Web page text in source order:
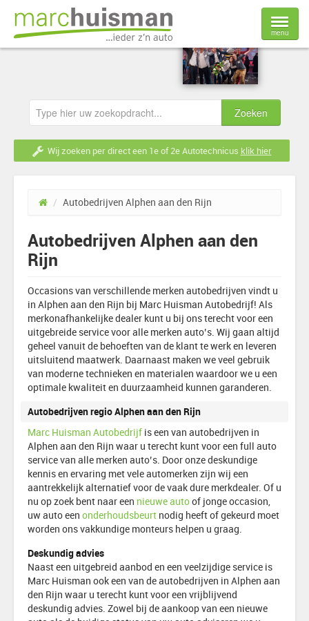
menu
Voorraad
Nieuwe auto's
Werkplaats
Over ons
Wij zoeken per direct een 1e of 2e Autotechnicus klik hier
/ Autobedrijven Alphen aan den Rijn
Autobedrijven Alphen aan den
Rijn
Occasions van verschillende merken autobedrijven vindt u
in Alphen aan den Rijn bij Marc Huisman Autobedrijf! Als
merkonafhankelijke dealer kunt u bij ons terecht voor een
uitgebreide service voor alle merken auto’s. Wij gaan altijd
geheel vanuit de behoeften van de klant te werk en leveren
uitsluitend maatwerk. Daarnaast maken we veel gebruik
van moderne technieken en materialen waardoor we u een
optimale kwaliteit en duurzaamheid kunnen garanderen.
Autobedrijven regio Alphen aan den Rijn
Marc Huisman Autobedrijf is een van autobedrijven in
Alphen aan den Rijn waar u terecht kunt voor een full auto
service van alle merken auto’s. Door onze deskundige
kennis en ervaring met vele automerken zijn wij een
aantrekkelijk alternatief voor de vaak dure merkdealer. Of u
nu op zoek bent naar een nieuwe autoof jonge occasion,
uw auto een onderhoudsbeurt nodig heeft of gekeurd moet
worden ons vakkundige monteurs helpen u graag.
Deskundig advies
Naast een uitgebreid aanbod en een veelzijdige service is
Marc Huisman ook een van de autobedrijven in Alphen aan
den Rijn waar u terecht kunt voor een vrijblijvend
deskundig advies. Zowel bij de aankoop van een nieuwe